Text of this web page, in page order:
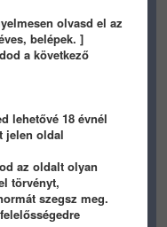
ra idöm
durva volt
mek nézek vmi
olvasd el az
belépek. ]
a következő
lehetővé 18 évnél
jelen oldal
az oldalt olyan
törvényt,
szegsz meg.